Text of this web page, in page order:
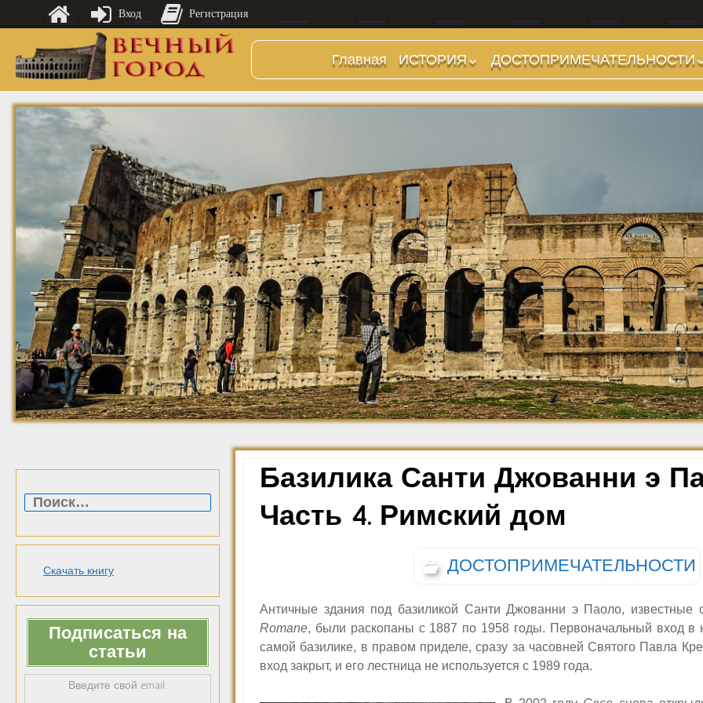
Главная
ИСТОРИЯ
Предыстория
Царский период
(509-265 гг до н.э.)
Поздняя Республика
(264-27 гг до н.э.)
Империя. Принципат
(27 г до н.э. — 284 г
н.э.)
Империя. Доминат
(284-476 гг)
Темные Века. Готы
Темные Века.
Экзархат
Средневековье
Возрождение и
Барокко
ДОСТОПРИМЕЧАТЕЛЬНОСТИ
Холмы и остров.
Районы
Стадионы, Термы
Музеи
Дохристианские
храмы
Христианские храмы,
базилики etc.
Дворцы
Арки, колонны и
обелиски
Фонтаны
Скачать книгу
Подписаться на
статьи
Введите свой email:
Базилика Санти Джованни э
Часть 4. Римский дом
ДОСТОПРИМЕЧАТЕЛЬНОСТИ
Античные здания под базиликой Санти Джованни э Паоло, известные
Romane, были раскопаны с 1887 по 1958 годы. Первоначальный вход в
самой базилике, в правом приделе, сразу за часовней Святого Павла
вход закрыт, и его лестница не используется с 1989 года.
Вход Регистрация